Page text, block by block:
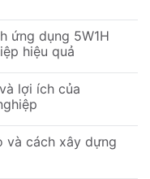
ứng dụng 5W1H
hiệu quả
lợi ích của
và cách xây dựng